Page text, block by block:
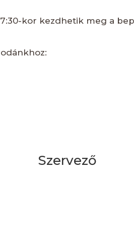
kor kezdhetik meg a
Szervező